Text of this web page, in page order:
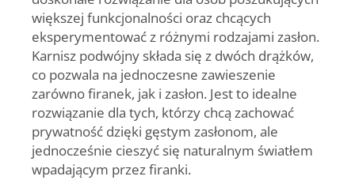
większej funkcjonalności oraz chcących
eksperymentować z różnymi rodzajami zasłon.
Karnisz podwójny składa się z dwóch drążków,
co pozwala na jednoczesne zawieszenie
zarówno firanek, jak i zasłon. Jest to idealne
rozwiązanie dla tych, którzy chcą zachować
prywatność dzięki gęstym zasłonom, ale
jednocześnie cieszyć się naturalnym światłem
wpadającym przez firanki.